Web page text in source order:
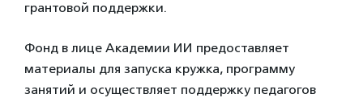
грантовой поддержки.
Фонд в лице Академии ИИ предоставляет
материалы для запуска кружка, программу
занятий и осуществляет поддержку педагогов